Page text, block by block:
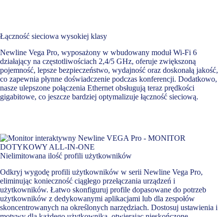
Łączność sieciowa wysokiej klasy
Newline Vega Pro, wyposażony w wbudowany moduł Wi-Fi 6
działający na częstotliwościach 2,4/5 GHz, oferuje zwiększoną
pojemność, lepsze bezpieczeństwo, wydajność oraz doskonałą jakość,
co zapewnia płynne doświadczenie podczas konferencji. Dodatkowo,
nasze ulepszone połączenia Ethernet obsługują teraz prędkości
gigabitowe, co jeszcze bardziej optymalizuje łączność sieciową.
Nielimitowana ilość profili użytkowników
Odkryj wygodę profili użytkowników w serii Newline Vega Pro,
eliminując konieczność ciągłego przełączania urządzeń i
użytkowników. Łatwo skonfiguruj profile dopasowane do potrzeb
użytkowników z dedykowanymi aplikacjami lub dla zespołów
skoncentrowanych na określonych narzędziach. Dostosuj ustawienia i